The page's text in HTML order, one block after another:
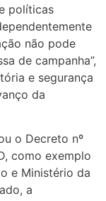
políticas
não pode
de campanha”,
e segurança
da
o Decreto nº
como exemplo
e Ministério da
a